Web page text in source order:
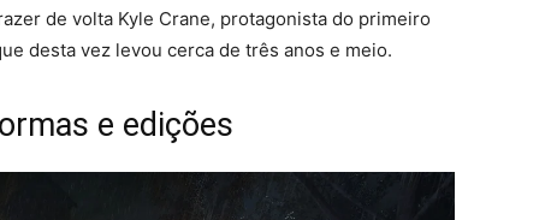
de volta Kyle Crane, protagonista do primeiro
desta vez levou cerca de três anos e meio.
e edições